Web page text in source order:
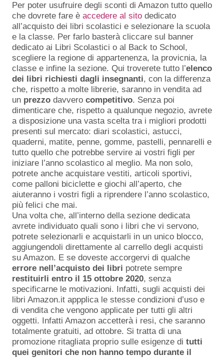
Per poter usufruire degli sconti di Amazon tutto quello
che dovrete fare è accedere al sito dedicato
all’acquisto dei libri scolastici e selezionare la scuola
e la classe. Per farlo basterà cliccare sul banner
dedicato ai Libri Scolastici o al Back to School,
scegliere la regione di appartenenza, la provicnia, la
classe e infine la sezione. Qui troverete tutto l’elenco
dei libri richiesti dagli insegnanti, con la differenza
che, rispetto a molte librerie, saranno in vendita ad
un prezzo davvero competitivo. Senza poi
dimenticare che, rispetto a qualunque negozio, avrete
a disposizione una vasta scelta tra i migliori prodotti
presenti sul mercato: diari scolastici, astucci,
quaderni, matite, penne, gomme, pastelli, pennarelli e
tutto quello che potrebbe servire ai vostri figli per
iniziare l’anno scolastico al meglio. Ma non solo,
potrete anche acquistare vestiti, articoli sportivi,
come palloni biciclette e giochi all’aperto, che
aiuteranno i vostri figli a riprendere l’anno scolastico,
più felici che mai.
Una volta che, all’interno della sezione dedicata
avrete individuato quali sono i libri che vi servono,
potrete selezionarli e acquistarli in un unico blocco,
aggiungendoli direttamente al carrello degli acquisti
su Amazon. E se doveste accorgervi di qualche
errore nell’acquisto dei libri potrete sempre
restituirli entro il 15 ottobre 2020, senza
specificarne le motivazioni. Infatti, sugli acquisti dei
libri Amazon.it appplica le stesse condizioni d’uso e
di vendita che vengono applicate per tutti gli altri
oggetti. Infatti Amazon accetterà i resi, che saranno
totalmente gratuiti, ad ottobre. Si tratta di una
promozione ritagliata proprio sulle esigenze di tutti
quei genitori che non hanno tempo durante il